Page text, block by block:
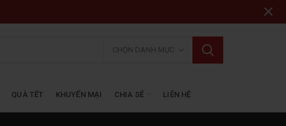
CHỌN DANH MỤC
QUÀ TẾT KHUYẾN MẠI CHIA SẺ LIÊN HỆ